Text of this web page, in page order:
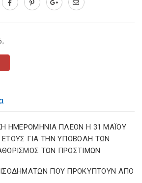
ΗΜΕΡΟΜΗΝΙΑ ΠΛΕΟΝ Η 31 ΜΑΪΟΥ
ΓΙΑ ΤΗΝ ΥΠΟΒΟΛΗ ΤΩΝ
ΤΩΝ ΠΡΟΣΤΙΜΩΝ
ΠΟΥ ΠΡΟΚΥΠΤΟΥΝ ΑΠΟ